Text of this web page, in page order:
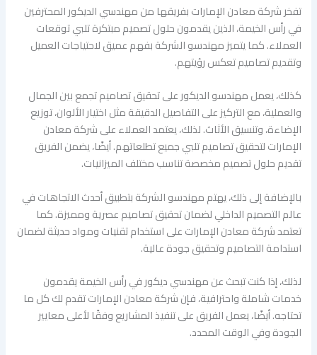
تفخر شركة معادن الإمارات بفريقها من مهندسي الديكور المحترفين
في رأس الخيمة، الذين يقدمون حلول تصميم مبتكرة تلبي توقعات
العملاء. كما يتميز مهندسو الشركة بفهم عميق لاحتياجات العميل
وتقديم تصاميم تعكس رؤيتهم.
كذلك، يعمل مهندسو الديكور على تحقيق تصاميم تجمع بين الجمال
والعملية، مع التركيز على التفاصيل الدقيقة مثل اختيار الألوان، توزيع
الإضاءة، وتنسيق الأثاث. لذلك، يعتمد العملاء على شركة معادن
الإمارات لتحقيق تصاميم تلبي جميع تطلعاتهم. أيضًا، يضمن الفريق
تقديم حلول تصميم مخصصة تناسب مختلف الميزانيات.
بالإضافة إلى ذلك، يهتم مهندسو الشركة بتطبيق أحدث الاتجاهات في
عالم التصميم الداخلي لضمان تحقيق تصاميم عصرية ومميزة. كما
تعتمد شركة معادن الإمارات على استخدام تقنيات ومواد حديثة لضمان
استدامة التصاميم وتحقيق جودة عالية.
لذلك، إذا كنت تبحث عن مهندسي ديكور في رأس الخيمة يقدمون
خدمات شاملة واحترافية، فإن شركة معادن الإمارات تقدم لك كل ما
تحتاجه. أيضًا، يعمل الفريق على تنفيذ المشاريع وفقًا لأعلى معايير
الجودة وفي الوقت المحدد.